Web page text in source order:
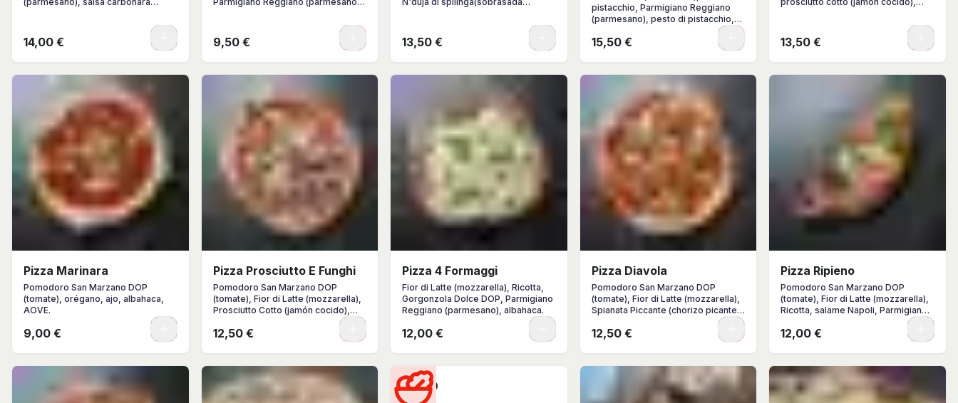
14,00 € 9,50 € 13,50 €
pistacchio, Parmigiano Reggiano
(parmesano), pesto di pistacchio,
stracciatella di burrata, granella di
pistacchio, albahaca, AOVE.
15,50 € 13,50 €
Pizza Marinara
Pomodoro San Marzano DOP
(tomate), orégano, ajo, albahaca,
AOVE.
9,00 €
Pizza Prosciutto E Funghi
Pomodoro San Marzano DOP
(tomate), Fior di Latte (mozzarella),
Prosciutto Cotto (jamón cocido),
champiñones, Parmigiano Reggiano
(parmesano), albahaca, AOVE.
12,50 €
Pizza 4 Formaggi
Fior di Latte (mozzarella), Ricotta,
Gorgonzola Dolce DOP, Parmigiano
Reggiano (parmesano), albahaca.
12,00 €
Pizza Diavola
Pomodoro San Marzano DOP
(tomate), Fior di Latte (mozzarella),
Spianata Piccante (chorizo picante),
Parmigiano Reggiano (parmesano),
albahaca.
12,50 €
Pizza Ripieno
Pomodoro San Marzano DOP
(tomate), Fior di Latte (mozzarella),
Ricotta, salame Napoli, Parmigiano
Reggiano (parmesano), albahaca,
AOVE.
12,00 €
ENVIO